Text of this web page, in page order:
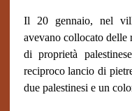
Il 20 gennaio, nel
avevano collocato delle
di proprietà
reciproco lancio di
due palestinesi e un